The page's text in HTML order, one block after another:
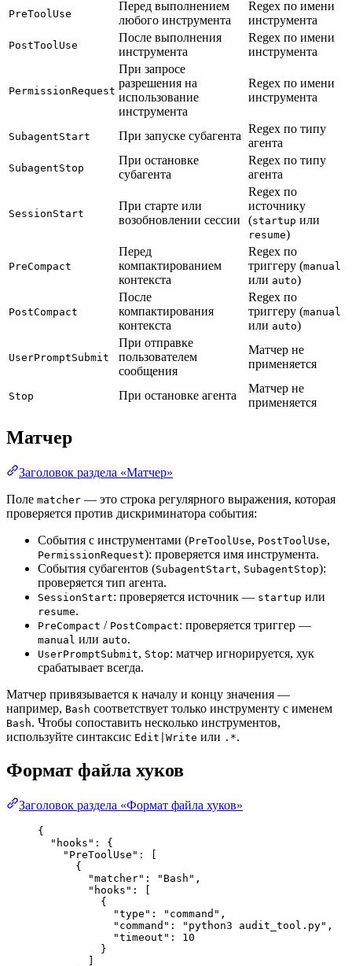
PreToolUse
Перед выполнением
любого инструмента
Regex по имени
инструмента
PostToolUse
После выполнения
инструмента
Regex по имени
инструмента
PermissionRequest
При запросе
разрешения на
использование
инструмента
Regex по имени
инструмента
SubagentStart При запуске субагента
Regex по типу
агента
SubagentStop
При остановке
субагента
Regex по типу
агента
SessionStart
При старте или
возобновлении сессии
Regex по
источнику
(startup или
resume)
PreCompact
Перед
компактированием
контекста
Regex по
триггеру (manual
или auto)
PostCompact
После
компактирования
контекста
Regex по
триггеру (manual
или auto)
UserPromptSubmit
При отправке
пользователем
сообщения
Матчер не
применяется
Stop При остановке агента
Матчер не
применяется
Матчер
Заголовок раздела «Матчер»
Поле matcher — это строка регулярного выражения, которая
проверяется против дискриминатора события:
События с инструментами (PreToolUse, PostToolUse,
PermissionRequest): проверяется имя инструмента.
События субагентов (SubagentStart, SubagentStop):
проверяется тип агента.
SessionStart: проверяется источник — startup или
resume.
PreCompact / PostCompact: проверяется триггер —
manual или auto.
UserPromptSubmit, Stop: матчер игнорируется, хук
срабатывает всегда.
Матчер привязывается к началу и концу значения —
например, Bash соответствует только инструменту с именем
Bash. Чтобы сопоставить несколько инструментов,
используйте синтаксис Edit|Write или .*.
Формат файла хуков
Заголовок раздела «Формат файла хуков»
{
"hooks" : {
"PreToolUse" : [
{
"matcher" : " Bash " ,
"hooks" : [
{
"type" : " command " ,
"command" : " python3 audit_tool.py" ,
"timeout" : 10
}